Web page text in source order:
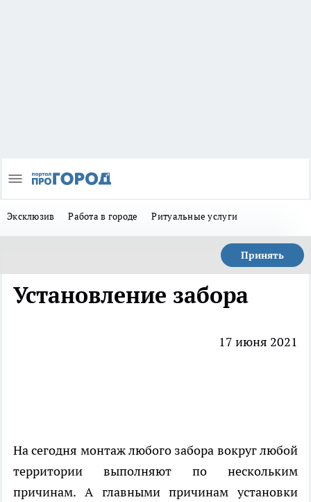
Эксклюзив Работа в городе Ритуальные услуги
Принять
Установление забора
17 июня 2021
На сегодня монтаж любого забора вокруг любой
территории выполняют по нескольким
причинам. А главными причинамустановки